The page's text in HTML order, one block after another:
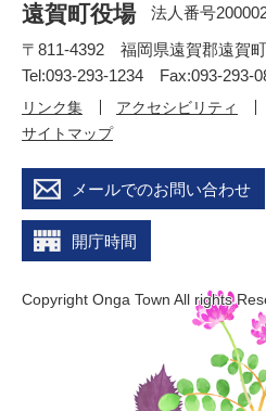
遠賀町役場
法人番号
〒811-4392 福岡県遠賀郡遠賀
Tel:093-293-1234 Fax:093-293-
リンク集 アクセシビリティ
サイトマップ
メールでのお問い合わせ
開庁時間
Copyright Onga Town All rights